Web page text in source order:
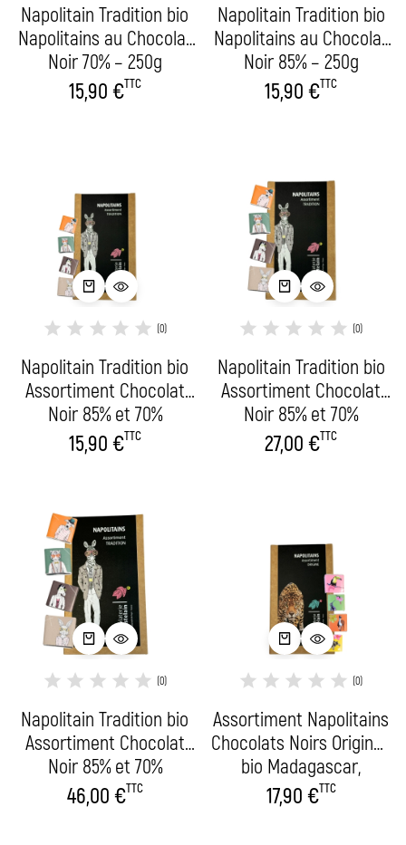
Napolitain Tradition bio
Napolitains au Chocolat
Noir 70% – 250g
15,90 €TTC
Napolitain Tradition bio
Napolitains au Chocolat
Noir 85% – 250g
15,90€TTC
(0)
Napolitain Tradition bio
Assortiment Chocolat
Noir 85% et 70%
Chocolat au Lait 41% et
Caramel Fleur de sel –
15,90 €TTC
(0)
Napolitain Tradition bio
Assortiment Chocolat
Noir 85% et 70%
Chocolat au Lait 41% et
Caramel Fleur de sel –
27,00€TTC
(0)
Napolitain Tradition bio
Assortiment Chocolat
Noir 85% et 70%
Chocolat au Lait 41% et
Caramel Fleur de sel –
46,00 €TTC
(0)
Assortiment Napolitains
Chocolats Noirs Origines
bio Madagascar,
Panama, République
Dominicaine et Pérou –
17,90 €TTC